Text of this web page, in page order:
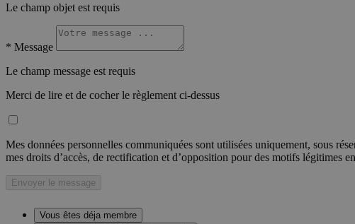
Le champ objet est requis
* Message
Le champ message est requis
Merci de lire et de cocher le règlement ci-dessus
Mes données personnelles communiquées sont utilisées uniquement, sous
mes droits d’accès, de rectification et d’opposition pour des motifs légitimes
Envoyer le message
Vous êtes déja membre